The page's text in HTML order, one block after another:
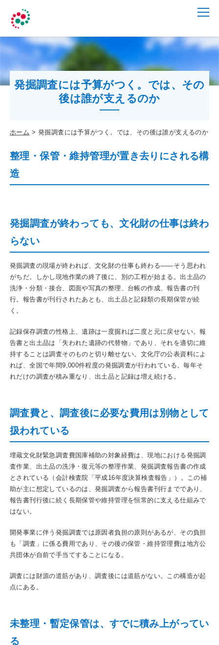
発掘調査には予算がつく。では、その
後は誰が支えるのか
ホーム 発掘調査には予算がつく。では、その後は誰が支えるのか
整理・保管・維持管理が置き去りにされる構
造
発掘調査が終わっても、文化財の仕事は終わ
らない
発掘調査の現場が終われば、文化財の仕事も終わる——そう思われ
がちだ。しかし現地作業の終了後に、別の工程が始まる。出土品の
洗浄・分類・接合、図面や写真の整理、台帳の作成、報告書の刊
行。報告書が刊行されたあとも、出土品と記録類の長期保管が続
く。
記録保存調査の性格上、遺跡は一度掘れば二度と元に戻せない。報
告書と出土品は「失われた遺跡の代替物」であり、それを適切に維
持することは調査そのものと切り離せない。文化庁の公表資料によ
れば、全国で年間9,000件程度の発掘調査が行われている。毎年そ
れだけの調査が積み重なり、出土品と記録は増え続ける。
調査費と、調査後に必要な費用は別物として
扱われている
埋蔵文化財緊急調査費国庫補助の対象経費は、現地における発掘調
査作業、出土品の洗浄・復元等の整理作業、発掘調査報告書の作成
とされている（会計検査院「平成16年度決算検査報告」）。この補
助が主に想定しているのは、発掘調査から報告書刊行までであり、
報告書刊行後に続く長期保管や維持管理を恒常的に支える仕組みで
はない。
開発事業に伴う発掘調査では原因者負担の原則があるが、その負担
も「調査」に係る費用であり、その後の保管・維持管理費は地方公
共団体が自前で手当てすることになる。
調査には財源の道筋があり、調査後には道筋がない。この構造が起
点にある。
未整理・暫定保管は、すでに積み上がってい
る